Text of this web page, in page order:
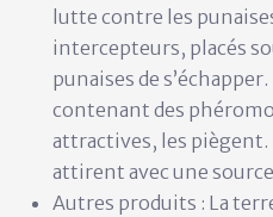
lutte contre les
intercepteurs, placés
punaises de
contenant des
attractives, les piègent.
attirent avec une
Autres produits : La